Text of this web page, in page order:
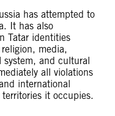
has attempted to
It has also
Tatar identities
media,
and cultural
all violations
international
it occupies.